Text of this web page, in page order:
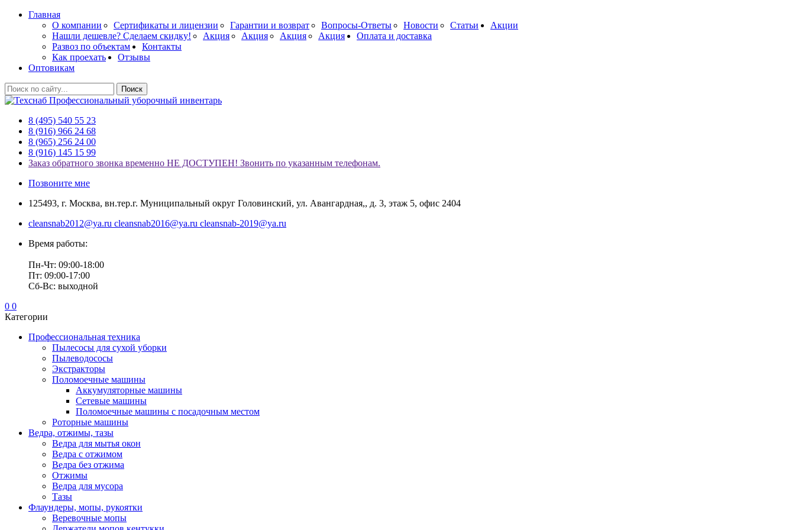
Главная
О компании
Сертификаты и лицензии Гарантии и возврат Вопросы-Ответы Новости Статьи
Акции
Нашли дешевле? Сделаем скидку!
Акция Акция Акция Акция
Оплата и доставка
Развоз по объектам
Контакты
Как проехать
Отзывы
Оптовикам
Поиск
Профессиональный уборочный инвентарь
8 (495) 540 55 23
8 (916) 966 24 68
8 (965) 256 24 00
8 (916) 145 15 99
Заказ обратного звонка временно НЕ ДОСТУПЕН! Звонить по указанным телефонам.
Позвоните мне
125493, г. Москва, вн.тер.г. Муниципальный округ Головинский, ул. Авангардная,, д. 3, этаж 5, офис 2404
cleansnab2012@ya.ru cleansnab2016@ya.ru cleansnab-2019@ya.ru
Время работы:
Пн-Чт: 09:00-18:00
Пт: 09:00-17:00
Сб-Вс: выходной
0 0
Категории
Профессиональная техника
Пылесосы для сухой уборки
Пылеводососы
Экстракторы
Поломоечные машины
Аккумуляторные машины
Сетевые машины
Поломоечные машины с посадочным местом
Роторные машины
Ведра, отжимы, тазы
Ведра для мытья окон
Ведра с отжимом
Ведра без отжима
Отжимы
Ведра для мусора
Тазы
Флаундеры, мопы, рукоятки
Веревочные мопы